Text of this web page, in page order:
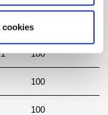
cookies200
100
100
100